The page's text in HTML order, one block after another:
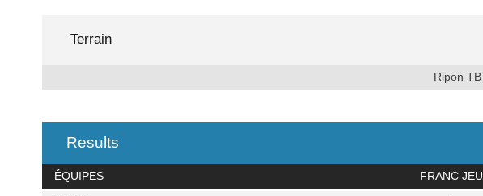
Terrain
Ripon TB
Results
ÉQUIPES FRANC JEU